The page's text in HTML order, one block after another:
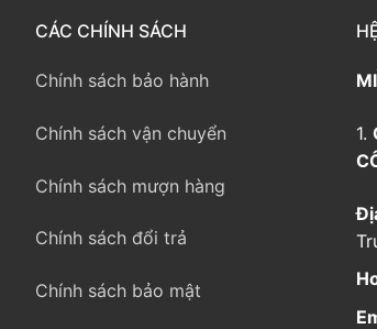
CÁC CHÍNH SÁCH
Chính sách bảo hành
Chính sách vận chuyển
Chính sách mượn hàng
Chính sách đổi trả
Chính sách bảo mật
1.